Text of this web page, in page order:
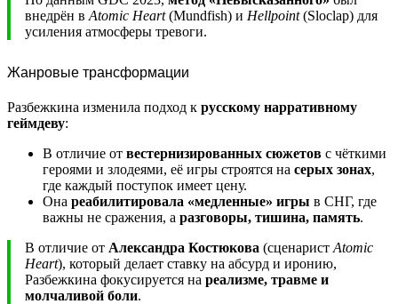
внедрён в Atomic Heart(Mundfish) и Hellpoint(Sloclap) для
усиления атмосферы тревоги.
Жанровые трансформации
Разбежкина изменила подход к русскому нарративному
геймдеву:
В отличие от вестернизированных сюжетов с чёткими
героями и злодеями, её игры строятся на серых зонах,
где каждый поступок имеет цену.
Она реабилитировала «медленные» игры в СНГ, где
важны не сражения, а разговоры, тишина, память.
В отличие от Александра Костюкова (сценарист Atomic
Heart), который делает ставку на абсурд и иронию,
Разбежкина фокусируется на реализме, травме и
молчаливой боли.